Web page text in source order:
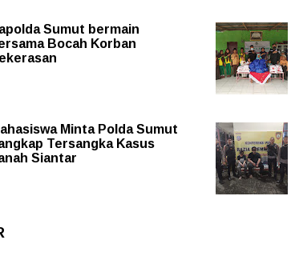
Sumut bermain
Bocah Korban
Minta Polda Sumut
Tersangka Kasus
Siantar